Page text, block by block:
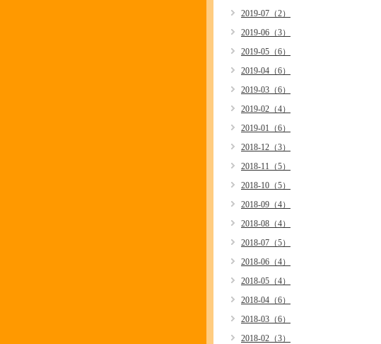
2019-07（2）
2019-06（3）
2019-05（6）
2019-04（6）
2019-03（6）
2019-02（4）
2019-01（6）
2018-12（3）
2018-11（5）
2018-10（5）
2018-09（4）
2018-08（4）
2018-07（5）
2018-06（4）
2018-05（4）
2018-04（6）
2018-03（6）
2018-02（3）